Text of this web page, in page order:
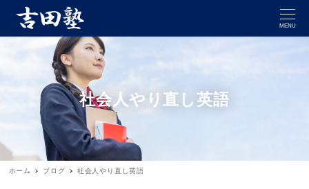
MENU
社会人やり直し英語
ホーム ブログ 社会人やり直し英語